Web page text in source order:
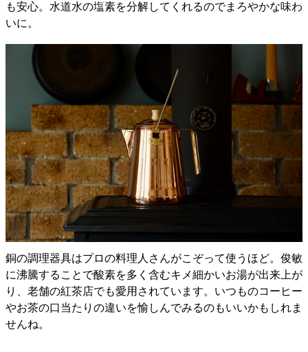
も安心。水道水の塩素を分解してくれるのでまろやかな味わ
いに。
銅の調理器具はプロの料理人さんがこぞって使うほど。俊敏
に沸騰することで酸素を多く含むキメ細かいお湯が出来上が
り、老舗の紅茶店でも愛用されています。いつものコーヒー
やお茶の口当たりの違いを愉しんでみるのもいいかもしれま
せんね。